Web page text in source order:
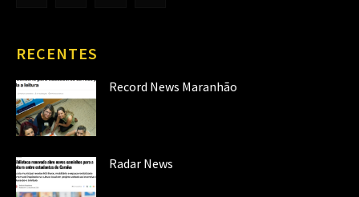
RECENTES
Record News Maranhão
Radar News